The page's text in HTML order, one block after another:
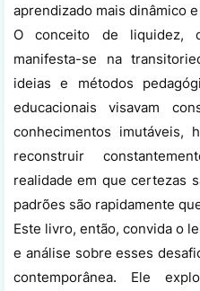
aprendizado mais dinâmico
O conceito de liquidez,
manifesta-se na
ideias e métodos
educacionais visavam
conhecimentos imutáveis,
reconstruir
realidade em que certezas
padrões são rapidamente
Este livro, então, convida o
e análise sobre esses
contemporânea. Ele